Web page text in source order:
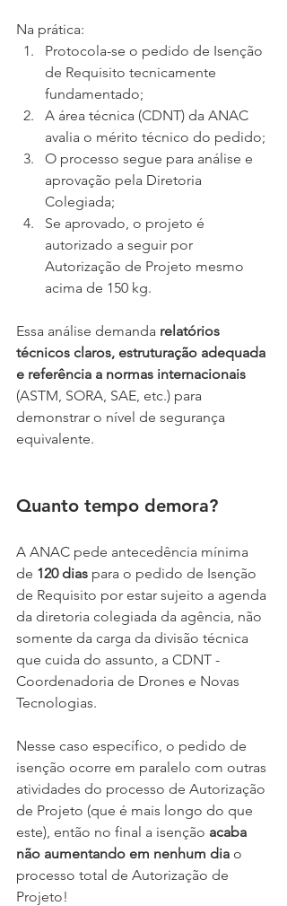
Na prática:
Protocola-se o pedido de Isenção
de Requisito tecnicamente
fundamentado;
A área técnica (CDNT) da ANAC
avalia o mérito técnico do pedido;
O processo segue para análise e
aprovação pela Diretoria
Colegiada;
Se aprovado, o projeto é
autorizado a seguir por
Autorização de Projeto mesmo
acima de 150 kg.
Essa análise demanda relatórios
técnicos claros, estruturação adequada
e referência a normas internacionais
(ASTM, SORA, SAE, etc.) para
demonstrar o nível de segurança
equivalente.
Quanto tempo demora?
A ANAC pede antecedência mínima
de 120 dias para o pedido de Isenção
de Requisito por estar sujeito a agenda
da diretoria colegiada da agência, não
somente da carga da divisão técnica
que cuida do assunto, a CDNT -
Coordenadoria de Drones e Novas
Tecnologias.
Nesse caso específico, o pedido de
isenção ocorre em paralelo com outras
atividades do processo de Autorização
de Projeto (que é mais longo do que
este), então no final a isenção acaba
não aumentando em nenhum dia o
processo total de Autorização de
Projeto!